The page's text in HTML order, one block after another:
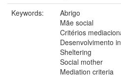
Keywords:
Abrigo
Mãe social
Critérios
Desenvolvimento
Sheltering
Social mother
Mediation criteria